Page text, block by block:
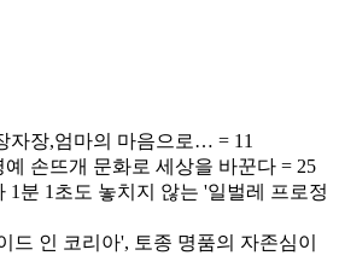
자장,엄마의 마음으로… = 11
손뜨개 문화로 세상을 바꾼다 = 25
1분 1초도 놓치지 않는 '일벌레 프로정
드 인 코리아', 토종 명품의 자존심이